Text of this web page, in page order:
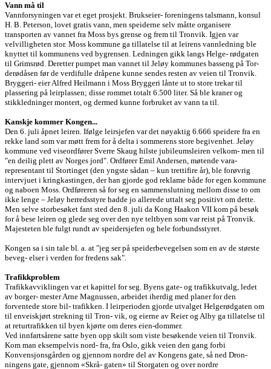
Vann må til
Vannforsyningen var et eget prosjekt. Brukseier- foreningens talsmann, konsul
H. B. Peterson, lovet gratis vann, men speiderne selv måtte organisere
transporten av vannet fra Moss bys grense og frem til Tronvik. Igjen var
velvilligheten stor. Moss kommune ga tillatelse til at leirens vannledning ble
knyttet til kommunens ved bygrensen. Ledningen gikk langs Helge- rødgaten
til Grimsrød. Deretter pumpet man vannet til Jeløy kommunes basseng på Tor-
derødåsen før de verdifulle dråpene kunne sendes resten av veien til Tronvik.
Bryggeri- eier Alfred Heilmann i Moss Bryggeri lånte ut to store trekar til
plassering på leirplassen; disse rommet totalt 6.500 liter. Så ble kraner og
stikkledninger montert, og dermed kunne forbruket av vann ta til.
Kanskje kommer Kongen...
Den 6. juli åpnet leiren. Ifølge leirsjefen var det nøyaktig 6.666 speidere fra en
rekke land som var møtt frem for å delta i sommerens store begivenhet. Jeløy
kommune ved viseordfører Sverre Skaug hilste jubileumsleiren velkom- men til
"en deilig plett av Norges jord". Ordfører Emil Andersen, møtende vara-
representant til Stortinget (den yngste sådan – kun trettifire år), ble forøvrig
intervjuet i kringkastingen, der han gjorde god reklame både for egen kommune
og naboen Moss. Ordføreren så for seg en sammenslutning mellom disse to om
ikke lenge – Jeløy herredsstyre hadde jo allerede uttalt seg positivt om dette.
Men selve storbesøket fant sted den 8. juli da Kong Haakon VII kom på besøk
for å bese leiren og glede seg over den nye teltbyen som var reist på Tronvik.
Majesteten ble fulgt rundt av speidersjefen og hele forbundsstyret.
Kongen sa i sin tale bl. a. at "jeg ser på speiderbevegelsen som en av de største
beveg- elser i verden for fredens sak".
Trafikkproblem
Trafikkavviklingen var et kapittel for seg. Byens gate- og trafikkutvalg, ledet
av borger- mester Arne Magnussen, arbeidet iherdig med planer for den
forventede store bil- trafikken. I leirperioden gjorde utvalget Helgerødgaten om
til enveiskjørt strekning til Tron- vik, og eierne av Reier og Alby ga tillatelse til
at returtrafikken til byen kjørte om deres eien-dommer.
Ved innfartsårene satte byen opp skilt som viste besøkende veien til Tronvik.
Kom man eksempelvis nord- fra, fra Oslo, gikk veien den gang forbi
Konvensjonsgården og gjennom nordre del av Kongens gate, så ned Dron-
ningens gate, gjennom «Skrå- gaten» til Storgaten og over nordre